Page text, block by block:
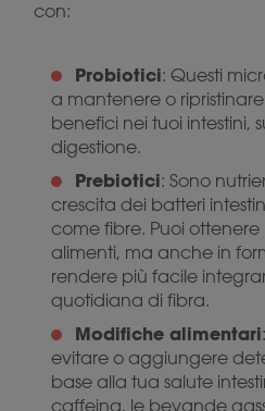
con:
Probiotici: Questi
a mantenere o
benefici nei tuoi intestini,
digestione.
Prebiotici: Sono
crescita dei batteri
come fibre. Puoi
alimenti, ma anche in
rendere più facile
quotidiana di fibra.
Modifiche alimentari
evitare o aggiungere
base alla tua salute
caffeina, le bevande